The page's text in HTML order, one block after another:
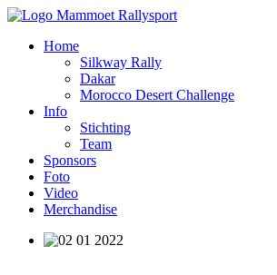
Home
Silkway Rally
Dakar
Morocco Desert Challenge
Info
Stichting
Team
Sponsors
Foto
Video
Merchandise